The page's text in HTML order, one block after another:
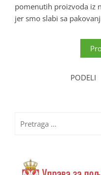
pomenutih proizvoda iz
jer smo slabi sa
PODELI
za: